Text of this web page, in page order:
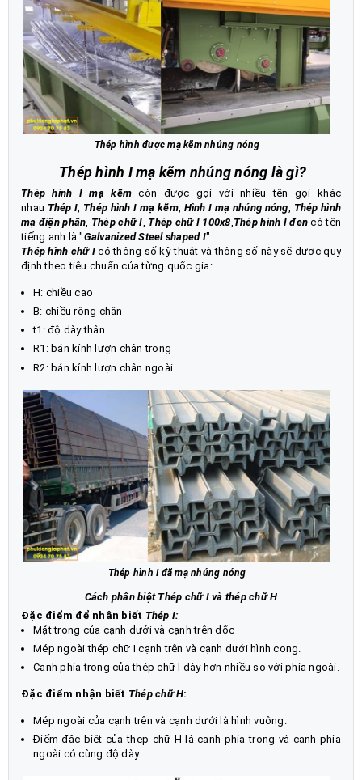
Thép hình được mạ kẽm nhúng nóng
Thép hình I mạ kẽm nhúng nóng là gì?
Thép hình I mạ kẽm còn được gọi với nhiều tên gọi khác
nhau Thép I Thép hình I mạ kẽm, Hình I mạ nhúng nóng Thép hình
mạ điện phân Thép chữ I Thép chữ I 100x8 Thép hình I đen có tên
tiếng anh là "Galvanized Steel shaped I".
Thép hình chữ Icó thông số kỹ thuật và thông số này sẽ được quy
định theo tiêu chuẩn của từng quốc gia:
H: chiều cao
B: chiều rộng chân
t1: độ dày thân
R1: bán kính lượn chân trong
R2: bán kính lượn chân ngoài
Thép hình I đã mạ nhúng nóng
Cách phân biệt Thép chữ I và thép chữ H
Đặc điểm để nhân biết Thép I:
Mặt trong của cạnh dưới và cạnh trên dốc
Mép ngoài thép chữ I cạnh trên và cạnh dưới hình cong.
Cạnh phía trong của thép chữ I dày hơn nhiều so với phía ngoài.
Đặc điểm nhận biết Thép chữ H:
Mép ngoài của cạnh trên và cạnh dưới là hình vuông.
Điểm đặc biệt của thep chữ H là cạnh phía trong và cạnh phía
ngoài có cùng độ dày.